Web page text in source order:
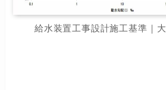
給水装置工事設計施工基準｜